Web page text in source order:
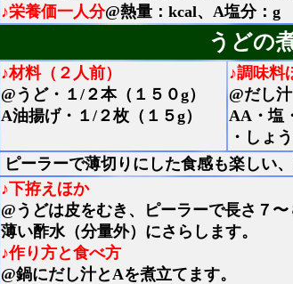
♪栄養価一人分@熱量：kcal、A塩分：g
うどの
♪材料（２人前）
@うど・１/２本（１５０g）
A油揚げ・１/２枚（１５g）
♪調味料
@だし
AA・塩
・しょ
ピーラーで薄切りにした食感も楽しい
♪下拵えほか
@うどは皮をむき、ピーラーで長さ７〜
薄い酢水（分量外）にさらします。
♪作り方と食べ方
@鍋にだし汁とAを煮立てます。